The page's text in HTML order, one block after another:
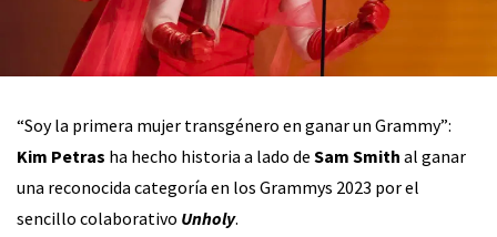
“Soy la primera mujer transgénero en ganar un Grammy”:
Kim Petras ha hecho historia a lado de Sam Smith al ganar
una reconocida categoría en los Grammys 2023 por el
sencillo colaborativo Unholy.